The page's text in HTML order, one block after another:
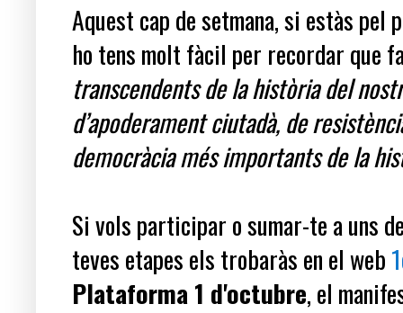
Aquest cap de setmana, si estàs pel
ho tens molt fàcil per recordar que
transcendents de la història del
d’apoderament ciutadà, de
democràcia més importants de la
Si vols participar o sumar-te a uns
teves etapes els trobaràs en el web
Plataforma 1 d'octubre, el